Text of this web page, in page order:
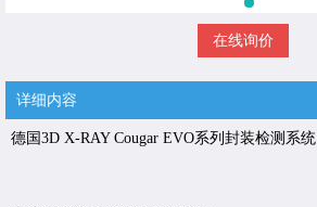
在线询价
详细内容
德国3D X-RAY Cougar EVO系列封装检测系统